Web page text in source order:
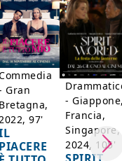
Gran
Bretagna,
97'
PIACERE
- Giappone,
Francia,
Singapore,
2024, 105'
SPIRIT